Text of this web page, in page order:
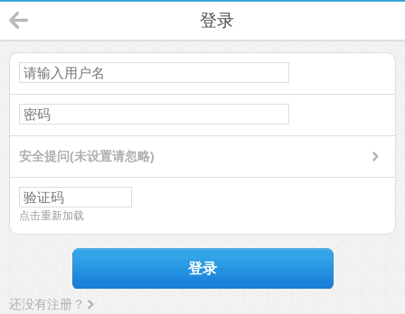
登录
安全提问(未设置请忽略)
点击重新加载
登录
还没有注册？